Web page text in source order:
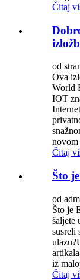
Čitaj
od
Ova
World
IOT
Čitaj
Što
od
Što je
šaljete
susreli
iz
Čitaj